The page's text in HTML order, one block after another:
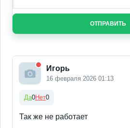
ОТПРАВИТЬ
Игорь
16 февраля 2026 01:13
Да0Нет0
Так же не работает